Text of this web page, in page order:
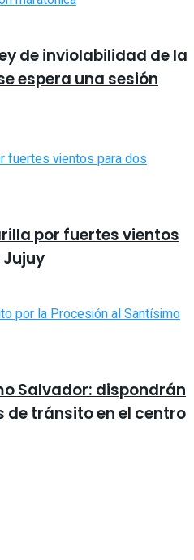
de inviolabilidad de la
espera una sesión
por fuertes vientos
Salvador: dispondrán
tránsito en el centro